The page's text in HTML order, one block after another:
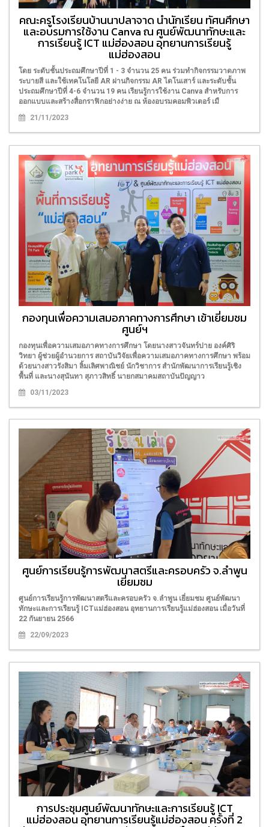
คณะครูโรงเรียนบ้านนาปลาจาด นำนักเรียน ทัศนศึกษา
และอบรมการใช้งาน Canva ณ ศูนย์พัฒนาทักษะและ
การเรียนรู้ ICT แม่ฮ่องสอน อุทยานการเรียนรู้
แม่ฮ่องสอน
โดย ระดับชั้นประถมศึกษาปีที่ 1 - 3 จำนวน 25 คน ร่วมทำกิจกรรมวาดภาพ
ระบายสี และใช้เทคโนโลยี AR ผ่านกิจกรรม AR ไดโนเสาร์ และระดับชั้น
ประถมศึกษาปีที่ 4-6 จำนวน 19 คน เรียนรู้การใช้งาน Canva สำหรับการ
ออกแบบและสร้างสื่อกราฟิกอย่างง่าย ณ ห้องอบรมคอมพิวเตอร์ เมื
21/11/2023
กองทุนเพื่อความเสมอภาคทางการศึกษา เข้าเยี่ยมชม
ศูนย์ฯ
กองทุนเพื่อความเสมอภาคทางการศึกษา โดยนางสาวจันทร์ปาย องค์ศิริ
วิทยา ผู้ช่วยผู้อำนวยการ สถาบันวิจัยเพื่อความเสมอภาคทางการศึกษา พร้อม
ด้วยนางสาวรังสิมา ลิ้มเลิศพาณิชย์ นักวิชาการ สำนักพัฒนาการเรียนรู้เชิง
พื้นที่ และนางสุนันทา สุภาวสิทธิ์ นายกสมาคมสถาบันปัญญาว
03/11/2023
ศูนย์การเรียนรู้การพัฒนาสตรีและครอบครัว จ.ลำพูน
เยี่ยมชม
ศูนย์การเรียนรู้การพัฒนาสตรีและครอบครัว จ.ลำพูน เยี่ยมชม ศูนย์พัฒนา
ทักษะและการเรียนรู้ ICTแม่ฮ่องสอน อุทยานการเรียนรู้แม่ฮ่องสอน ​​​​​​​เมื่อวันที่
22 กันยายน 2566
22/09/2023
การประชุมศูนย์พัฒนาทักษะและการเรียนรู้ ICT
แม่ฮ่องสอน อุทยานการเรียนรู้แม่ฮ่องสอน ครั้งที่ 2